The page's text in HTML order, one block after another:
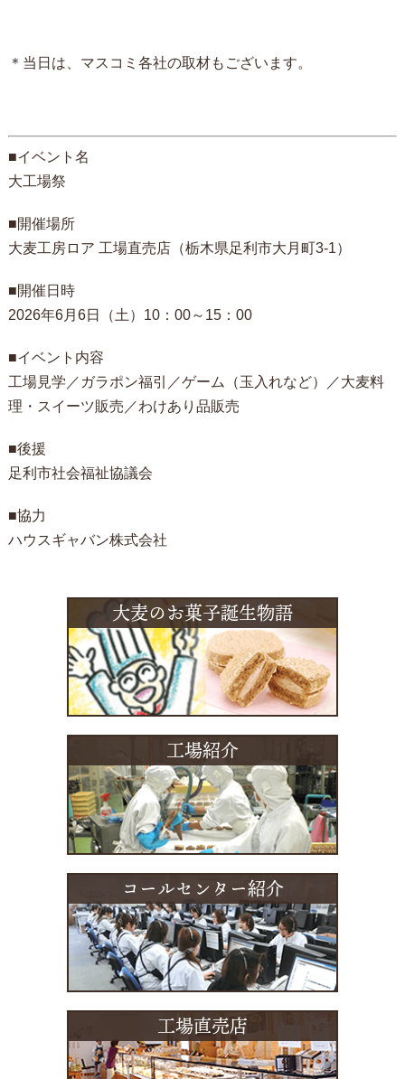
＊当日は、マスコミ各社の取材もございます。
■イベント名
大工場祭
■開催場所
大麦工房ロア 工場直売店（栃木県足利市大月町3-1）
■開催日時
2026年6月6日（土）10：00～15：00
■イベント内容
工場見学／ガラポン福引／ゲーム（玉入れなど）／大麦料
理・スイーツ販売／わけあり品販売
■後援
足利市社会福祉協議会
■協力
ハウスギャバン株式会社
大麦のお菓子誕生物語
工場紹介
コールセンター紹介
工場直売店